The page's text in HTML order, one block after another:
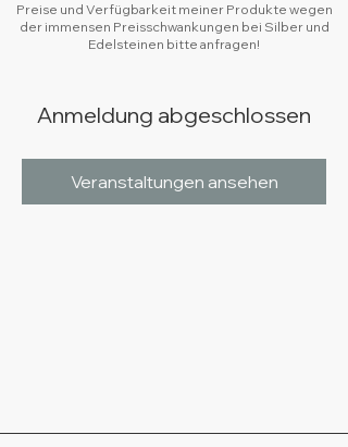
Preise und Verfügbarkeit meiner Produkte wegen
der immensen Preisschwankungen bei Silber und
Edelsteinen bitte anfragen!
Anmeldung abgeschlossen
Veranstaltungen ansehen